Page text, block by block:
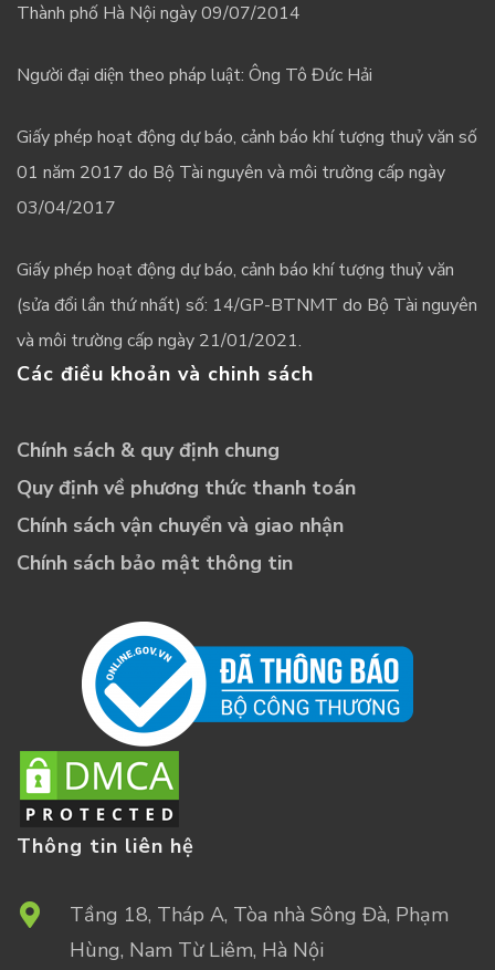
Thành phố Hà Nội ngày 09/07/2014
Người đại diện theo pháp luật: Ông Tô Đức Hải
Giấy phép hoạt động dự báo, cảnh báo khí tượng thuỷ văn số
01 năm 2017 do Bộ Tài nguyên và môi trường cấp ngày
03/04/2017
Giấy phép hoạt động dự báo, cảnh báo khí tượng thuỷ văn
(sửa đổi lần thứ nhất) số: 14/GP-BTNMT do Bộ Tài nguyên
và môi trường cấp ngày 21/01/2021.
Các điều khoản và chinh sách
Chính sách & quy định chung
Quy định về phương thức thanh toán
Chính sách vận chuyển và giao nhận
Chính sách bảo mật thông tin
Thông tin liên hệ
Tầng 18, Tháp A, Tòa nhà Sông Đà, Phạm
Hùng, Nam Từ Liêm, Hà Nội